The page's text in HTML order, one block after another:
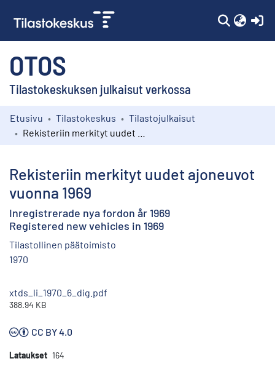
OTOS
Tilastokeskuksen julkaisut verkossa
Kokoelmat
Etusivu Tilastokeskus
Tilastojulkaisut
Rekisteriin merkityt uudet ajoneuvot
vuonna 1969
Inregistrerade nya fordon år 1969
Registered new vehicles in 1969
Tilastollinen päätoimisto
1970
xtds_li_1970_6_dig.pdf
388.94 KB
CC BY 4.0
Lataukset 164